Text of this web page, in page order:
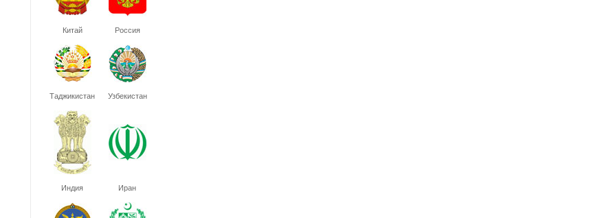
Китай Россия
Таджикистан Узбекистан
Индия Иран